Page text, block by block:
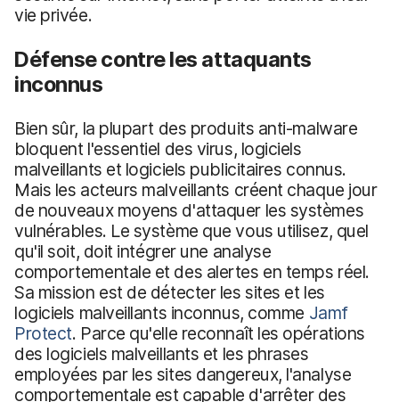
vie privée.
Défense contre les attaquants
inconnus
Bien sûr, la plupart des produits anti-malware
bloquent l'essentiel des virus, logiciels
malveillants et logiciels publicitaires connus.
Mais les acteurs malveillants créent chaque jour
de nouveaux moyens d'attaquer les systèmes
vulnérables. Le système que vous utilisez, quel
qu'il soit, doit intégrer une analyse
comportementale et des alertes en temps réel.
Sa mission est de détecter les sites et les
logiciels malveillants inconnus, comme Jamf
Protect. Parce qu'elle reconnaît les opérations
des logiciels malveillants et les phrases
employées par les sites dangereux, l'analyse
comportementale est capable d'arrêter des